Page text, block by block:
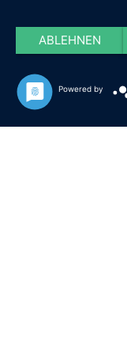
ABLEHNEN
Powered by